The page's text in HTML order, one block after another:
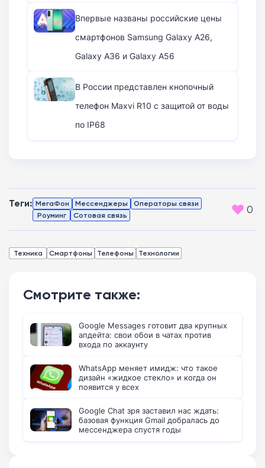
Впервые названы российские цены
смартфонов Samsung Galaxy A26,
Galaxy A36 и Galaxy A56
В России представлен кнопочный
телефон Maxvi R10 с защитой от воды
по IP68
Теги: МегаФон Мессенджеры
Операторы связи
Роуминг
Сотовая связь 0
Техника Смартфоны Телефоны Технологии
Смотрите также:
Google Messages готовит два крупных
апдейта: свои обои в чатах против
входа по аккаунту
WhatsApp меняет имидж: что такое
дизайн «жидкое стекло» и когда он
появится у всех
Google Chat зря заставил нас ждать:
базовая функция Gmail добралась до
мессенджера спустя годы